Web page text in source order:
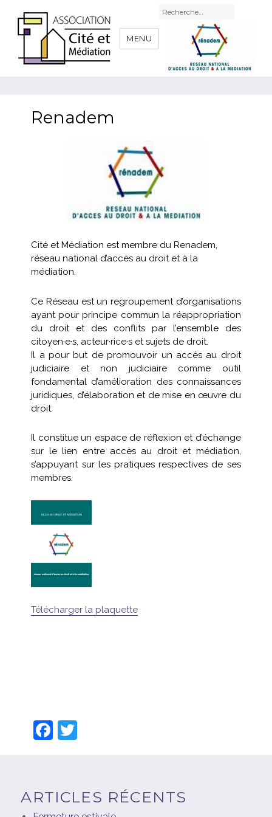
MENU
Recherche
Renadem
Cité et Médiation est membre du Renadem,
réseau national d’accès au droit et à la
médiation.
Ce Réseau est un regroupement d’organisations
ayant pour principe commun la réappropriation
du droit et des conflits par l’ensemble des
citoyen·e·s, acteur·rice·s et sujets de droit.
Il a pour but de promouvoir un accès au droit
judiciaire et non judiciaire comme outil
fondamental d’amélioration des connaissances
juridiques, d’élaboration et de mise en œuvre du
droit.
Il constitue un espace de réflexion et d’échange
sur le lien entre accès au droit et médiation,
s’appuyant sur les pratiques respectives de ses
membres.
Télécharger la plaquette
F
e
b
er
ARTICLES RÉCENTS